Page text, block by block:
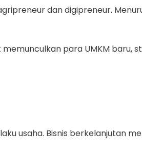
dan digipreneur.
para UMKM baru,
usaha. Bisnis berkelanjutan